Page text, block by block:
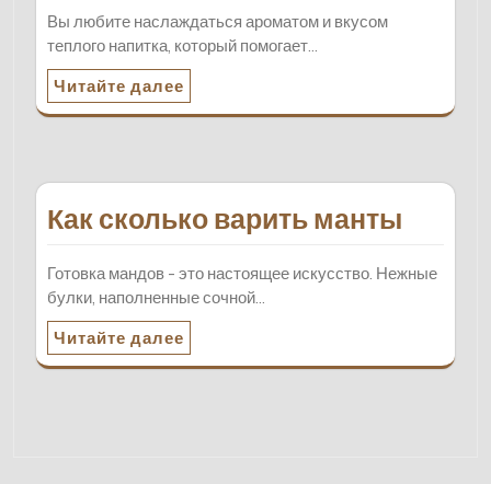
Вы любите наслаждаться ароматом и вкусом
теплого напитка, который помогает…
Читайте далее
Как сколько варить манты
Готовка мандов - это настоящее искусство. Нежные
булки, наполненные сочной…
Читайте далее